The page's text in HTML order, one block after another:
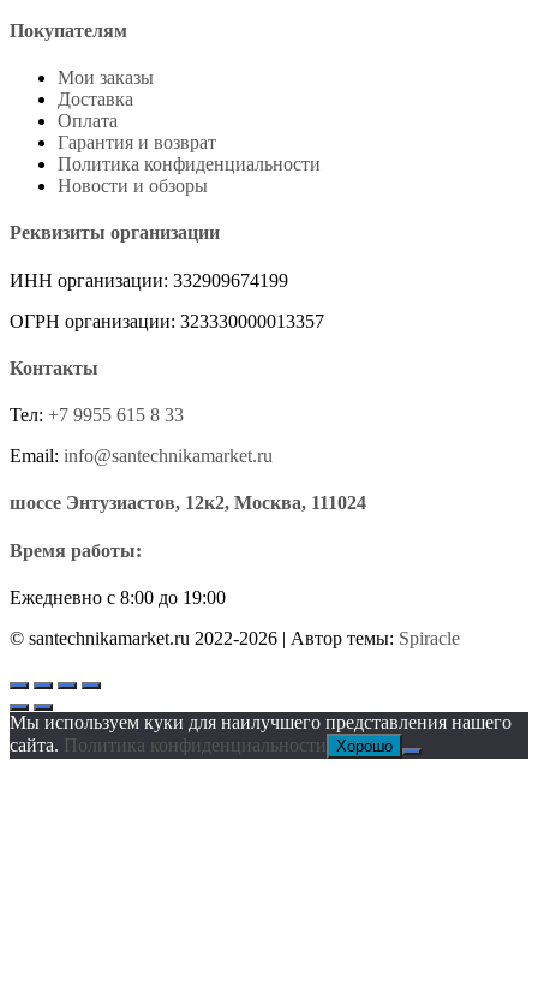
Покупателям
Мои заказы
Доставка
Оплата
Гарантия и возврат
Политика конфиденциальности
Новости и обзоры
Реквизиты организации
ИНН организации: 332909674199
ОГРН организации: 323330000013357
Контакты
Тел: +7 9955 615 8 33
Email: info@santechnikamarket.ru
шоссе Энтузиастов, 12к2, Москва, 111024
Время работы:
Ежедневно с 8:00 до 19:00
© santechnikamarket.ru 2022-2026 | Автор темы: Spiracle
Мы используем куки для наилучшего представления нашего
сайта. Политика конфиденциальности Хорошо